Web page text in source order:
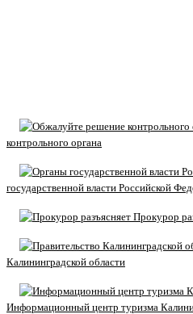
контрольного органа
государственной власти Российской
Прокурор
Калининградской области
Информационный центр туризма